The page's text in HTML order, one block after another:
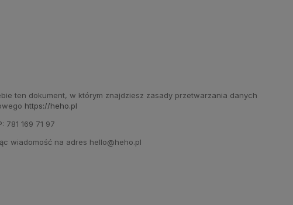
ten dokument, w którym znajdziesz zasady przetwarzania danych
https://heho.pl
781 169 71 97
wiadomość na adres hello@heho.pl